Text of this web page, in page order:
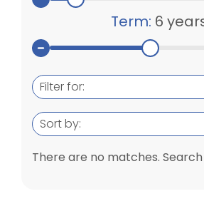
Term: 6
Filter for:
Sort by:
There are no matches.